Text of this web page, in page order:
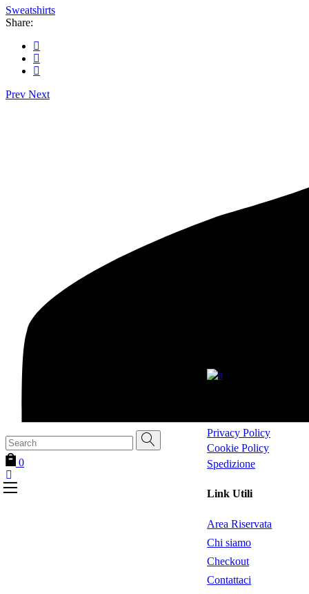
Search
for:
0
Sweatshirts
Share:
Prev Next
Privacy Policy
Cookie Policy
Spedizione
Link Utili
Area Riservata
Chi siamo
Checkout
Contattaci